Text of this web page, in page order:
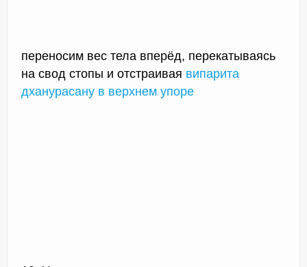
переносим вес тела вперёд, перекатываясь
на свод стопы и отстраивая випарита
дханурасану в верхнем упоре